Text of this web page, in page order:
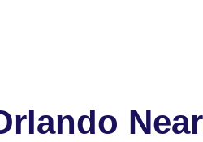
Near